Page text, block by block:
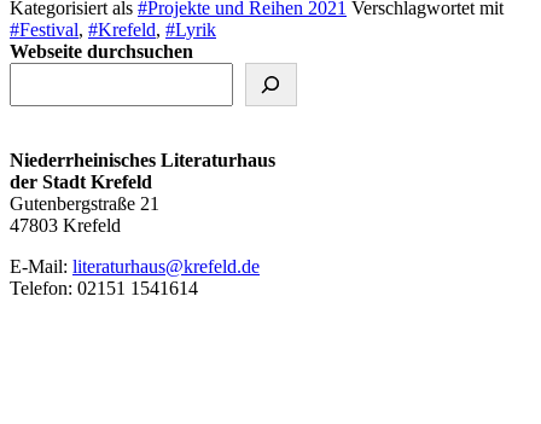
Kategorisiert als #Projekte und Reihen 2021 Verschlagwortet mit
#Festival, #Krefeld, #Lyrik
Webseite durchsuchen
Niederrheinisches Literaturhaus
der Stadt Krefeld
Gutenbergstraße 21
47803 Krefeld
E‑Mail: literaturhaus@krefeld.de
Telefon: 02151 1541614